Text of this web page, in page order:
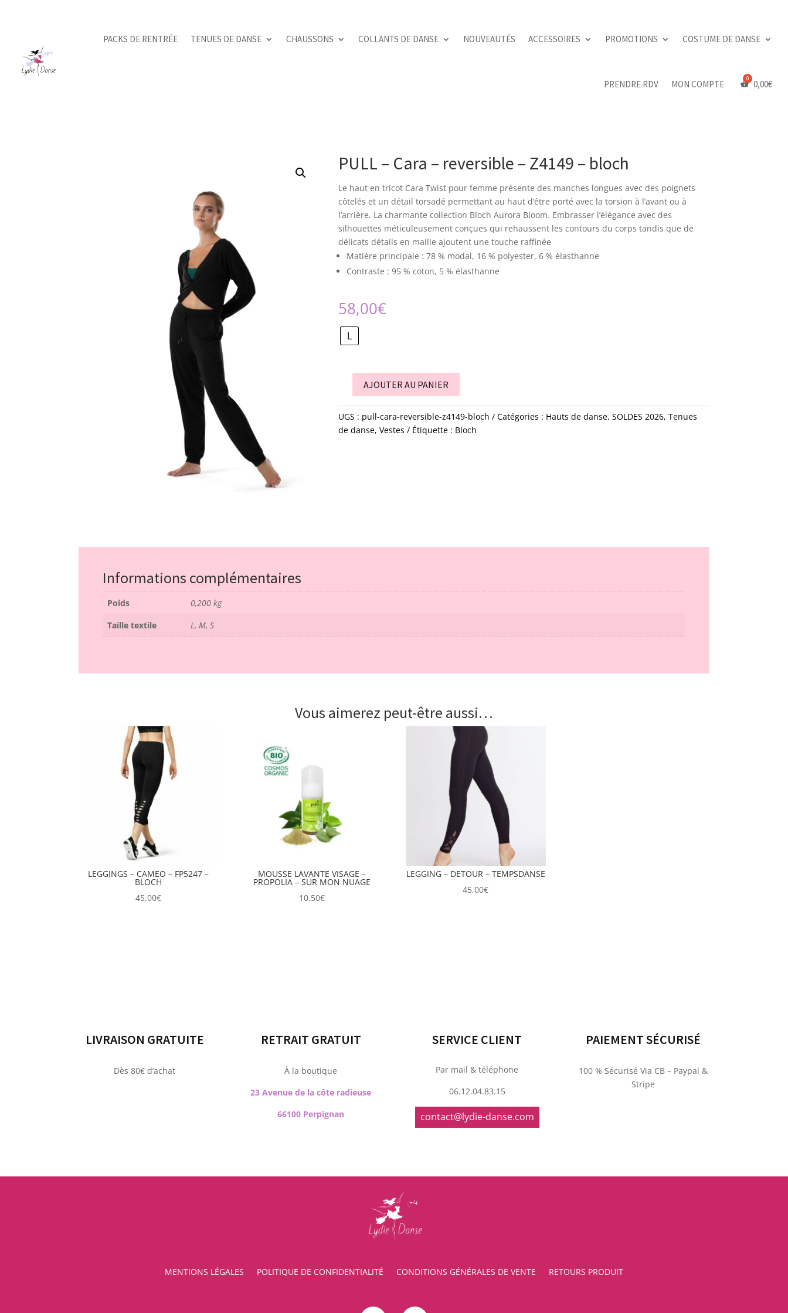
PACKS DE RENTRÉE TENUES DE DANSE CHAUSSONS COLLANTS DE DANSE NOUVEAUTÉS ACCESSOIRES PROMOTIONS COSTUME DE DANSE
PRENDRE RDV MON COMPTE 0,00€
PULL – Cara – reversible – Z4149 – bloch
Le haut en tricot Cara Twist pour femme présente des manches longues avec des poignets
côtelés et un détail torsadé permettant au haut d’être porté avec la torsion à l’avant ou à
l’arrière. La charmante collection Bloch Aurora Bloom. Embrasser l’élégance avec des
silhouettes méticuleusement conçues qui rehaussent les contours du corps tandis que de
délicats détails en maille ajoutent une touche raffinée
Matière principale : 78 % modal, 16 % polyester, 6 % élasthanne
Contraste : 95 % coton, 5 % élasthanne
58,00€
L
quantité
de
PULL
-
AJOUTER AU PANIER
UGS : pull-cara-reversible-z4149-bloch Catégories : Hauts de danse,SOLDES 2026,Tenues
de danse,Vestes Étiquette : Bloch
Informations complémentaires
Poids
0,200 kg
Taille textile
L, M, S
Vous aimerez peut-être aussi…
LEGGINGS – CAMEO – FP5247 –
BLOCH
45,00€
MOUSSE LAVANTE VISAGE –
PROPOLIA – SUR MON NUAGE
10,50€
LEGGING – DETOUR – TEMPSDANSE
45,00€
LIVRAISON GRATUITE
Dès 80€ d’achat
RETRAIT GRATUIT
À la boutique
23 Avenue de la côte radieuse
66100 Perpignan
SERVICE CLIENT
Par mail & téléphone
06.12.04.83.15
contact@lydie-danse.com
PAIEMENT SÉCURISÉ
100 % Sécurisé Via CB – Paypal &
Stripe
MENTIONS LÉGALES POLITIQUE DE CONFIDENTIALITÉ CONDITIONS GÉNÉRALES DE VENTE RETOURS PRODUIT